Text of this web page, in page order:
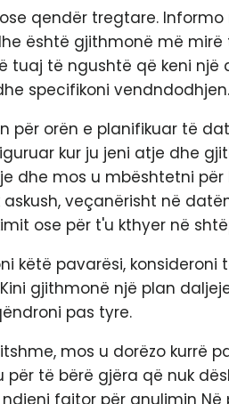
qendër tregtare.
është gjithmonë më mirë
tuaj të ngushtë që keni një
specifikoni vendndodhjen.
për orën e planifikuar të
kur ju jeni atje dhe
dhe mos u mbështetni
veçanërisht në
ose për t'u kthyer në
këtë pavarësi,
gjithmonë një plan
pas tyre.
mos u dorëzo kurrë
të bërë gjëra që nuk